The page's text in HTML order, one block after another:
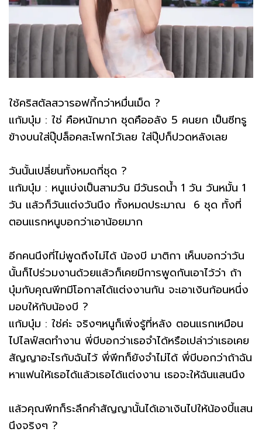
ใช้คริสตัลสวารอฟกี้กว่าหมื่นเม็ด ?
แก้มบุ๋ม : ใช่ คือหนักมาก ชุดคืออลัง 5 คนยก เป็นซีทรู
ข้างบนใส่ปุ๊ปล็อคสะโพกไว้เลย ใส่ปุ๊ปก็ปวดหลังเลย
วันนั้นเปลี่ยนทั้งหมดกี่ชุด ?
แก้มบุ๋ม : หนูแบ่งเป็นสามวัน มีวันรดน้ำ 1 วัน วันหมั้น 1
วัน แล้วก็วันแต่งวันนึง ทั้งหมดประมาณ 6 ชุด ทั้งที่
ตอนแรกหนูบอกว่าเอาน้อยมาก
อีกคนนึงที่ไม่พูดถึงไม่ได้ น้องบี มาติกา เห็นบอกว่าวัน
นั้นก็ไปร่วมงานด้วยแล้วก็เคยมีการพูดกันเอาไว้ว่า ถ้า
บุ๋มกับคุณพีทมีโอกาสได้แต่งงานกัน จะเอาเงินก้อนหนึ่ง
มอบให้กับน้องบี ?
แก้มบุ๋ม : ใช่ค่ะ จริงๆหนูก็เพิ่งรู้ที่หลัง ตอนแรกเหมือน
ไปไลฟ์สดทำงาน พี่บีบอกว่าเธอจำได้หรือเปล่าว่าเธอเคย
สัญญาอะไรกับฉันไว้ พี่พีทก็ยังจำไม่ได้ พี่บีบอกว่าถ้าฉัน
หาแฟนให้เธอได้แล้วเธอได้แต่งงาน เธอจะให้ฉันแสนนึง
แล้วคุณพีทก็ระลึกคำสัญญานั้นได้เอาเงินไปให้น้องบี้แสน
นึงจริงๆ ?